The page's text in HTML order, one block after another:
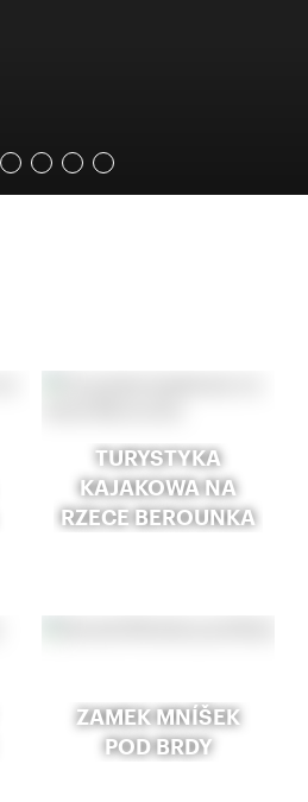
TURYSTYKA
KAJAKOWA NA
RZECE BEROUNKA
ZAMEK MNÍŠEK
POD BRDY